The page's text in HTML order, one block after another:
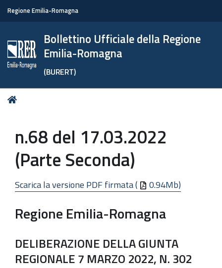
Regione Emilia-Romagna
Bollettino Ufficiale della Regione
Emilia-Romagna
(BURERT)
Tu
n.68 del 17.03.2022
(Parte Seconda)
Scarica la versione PDF firmata ( 0.94Mb)
Regione Emilia-Romagna
DELIBERAZIONE DELLA GIUNTA
REGIONALE 7 MARZO 2022, N. 302